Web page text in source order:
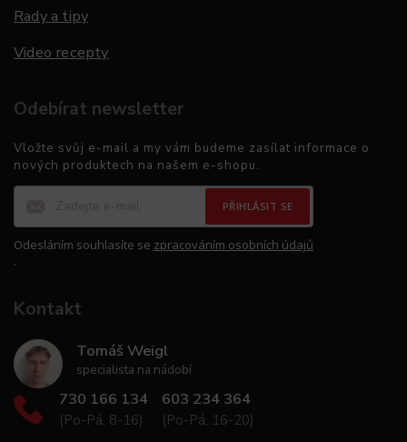
Rady a tipy
Video recepty
Odebírat newsletter
Vložte svůj e-mail a my vám budeme zasílat informace o
nových produktech na našem e-shopu.
PŘIHLÁSIT SE
Odesláním souhlasíte se zpracováním osobních údajů
.
Kontakt
Tomáš Weigl
specialista na nádobí
730 166 134
(Po-Pá, 8-16)
603 234 364
(Po-Pá, 16-20)